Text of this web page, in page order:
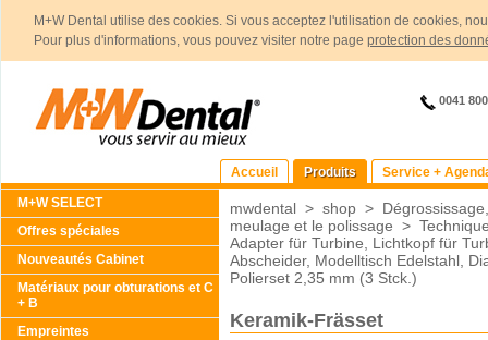
M+W Dental utilise des cookies. Si vous acceptez l'utilisation de cookies,
Pour plus d'informations, vous pouvez visiter notre page protection des
0041
Accueil Produits
Service +
M+W SELECT
Offres spéciales
Nouveautés Cabinet
Matériaux pour obturations et C
+ B
Empreintes
mwdental > shop >
meulage et le polissage >
Adapter für Turbine, Lichtkopf für
Abscheider, Modelltisch Edelstahl,
Polierset 2,35 mm (3 Stck.)
Keramik-Frässet